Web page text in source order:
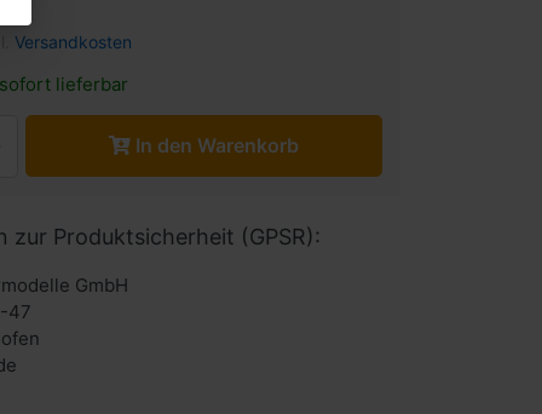
Versandkosten
sofort lieferbar
In den Warenkorb
zur Produktsicherheit (GPSR):
GmbH
47